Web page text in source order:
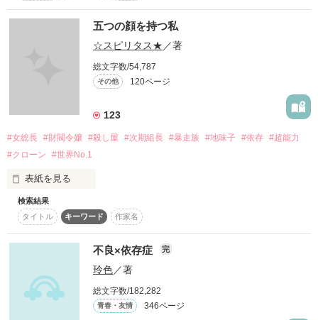
「だめ、これ以上は壊れちゃう」
＊微温的ストレイシープ
この先、大変暗くなっております。
お足元に十分気をつけてお進みください。
理斗の重く深い愛は瑠花に届くのか
琴瀬 瑠花 －ruka kotose－
小動物のような笑顔というギャップを持っている
表は天真爛漫、内は人間不信で臆病な性格
珀真 理斗  －rito hakuma－
夜空色の瞳に中性的で綺麗な見た目で
モデル級のスタイルを持つ生粋のイケメン
エリート一家の息子で何でも出来てしまう天才だが
内実は人間不信に女嫌いと、潔癖な性格
佐久良 蓮 －ren sakura－
飴色の瞳で色香漂うセクシーな見た目に
スラッとしつつ筋肉もしっかりとある魅惑イケメン
『俺は、いい名前だと思うぜ』
おかしいって。
何、なんなのこれ。
なんなの、この気持ち。
『次は何処に行く？』
「お前は本当にその生き方を望んでいるのか？」
もしかしたら私は、強引にでも、私を引き上げてくれる人を待
「私はーーー」
▷最高 総合３位
ありがとうございます
世界が広くても、どうでもいいの。
「 俺が守ってやるよ、のの 」
ちいさくて、せまくて、うつくしい。
箱庭の世界で、ふたり。
誰にも見つからず、生きていたい。
:
⟡
純粋培養 引きこもり美少女
五つの顔を持つ私
☆スピリタス★ ／著
総文字数/54,787
その他 120ページ
123
#女総長 #財閥令嬢 #殺し屋 #次期組長 #暴走族 #地味子 #依存 #超能力
#クローン
#世界No.1
表紙を見る
1つ目の私　学校での地味子
2つ目の私　表社会での世界No.1財閥の社長令嬢
3つ目の私　表と裏の間での世界No.1暴走族現歴代最強女総長
検索結果
タイトル
キーワード 作家名
不良×依存症 完
玲色／著
総文字数/182,282
青春・友情 346ページ